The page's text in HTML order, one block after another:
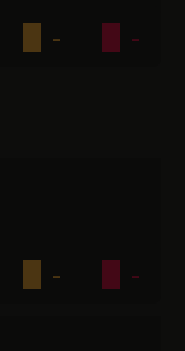
- -
- -